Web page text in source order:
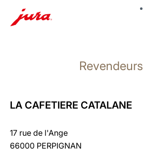
recherche
Revendeurs
LA CAFETIERE CATALANE
17 rue de l'Ange
66000 PERPIGNAN